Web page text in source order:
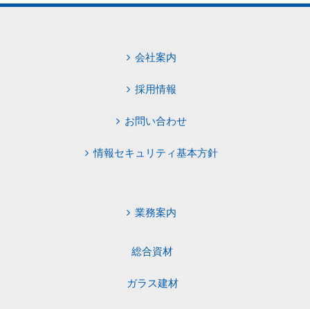
会社案内
採用情報
お問い合わせ
情報セキュリティ基本方針
業務案内
総合資材
ガラス建材